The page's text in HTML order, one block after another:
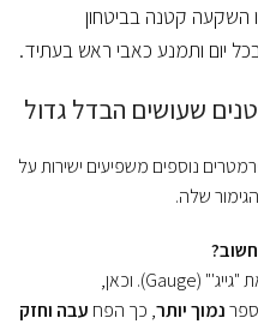
השקעה קטנה בביטחון
יום ותמנע כאבי ראש בעתיד.
שעושים הבדל גדול
נוספים משפיעים ישירות על
שלה.
את עובי הפלדה מודדים ביחידה שנקראת "גייג'" (Gauge). וכאן,
נמוך יותר, כך הפח עבה וחזק